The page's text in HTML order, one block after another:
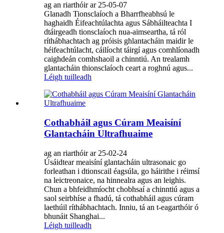
ag an riarthóir ar 25-05-07
Glanadh Tionsclaíoch a Bharrfheabhsú le
haghaidh Éifeachtúlachta agus Sábháilteachta I
dtáirgeadh tionsclaíoch nua-aimseartha, tá ról
ríthábhachtach ag próisis ghlantacháin maidir le
héifeachtúlacht, cáilíocht táirgí agus comhlíonadh
caighdeán comhshaoil a chinntiú. An trealamh
glantacháin thionsclaíoch ceart a roghnú agus...
Léigh tuilleadh
Cothabháil agus Cúram Meaisíní
Glantacháin Ultrafhuaime
ag an riarthóir ar 25-02-24
Úsáidtear meaisíní glantacháin ultrasonaic go
forleathan i dtionscail éagsúla, go háirithe i réimsí
na leictreonaice, na hinnealra agus an leighis.
Chun a bhfeidhmíocht chobhsaí a chinntiú agus a
saol seirbhíse a fhadú, tá cothabháil agus cúram
laethúil ríthábhachtach. Inniu, tá an t-eagarthóir ó
bhunáit Shanghai...
Léigh tuilleadh